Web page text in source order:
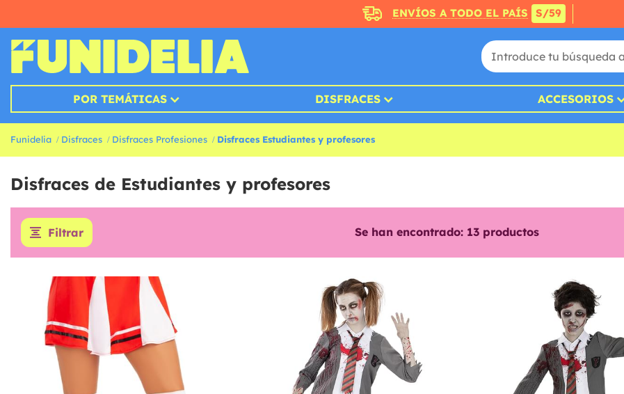
ENVÍOS A TODO EL PAÍS S/59
POR TEMÁTICAS DISFRACES ACCESORIOS
Funidelia Disfraces Disfraces Profesiones Disfraces Estudiantes y profesores
Disfraces de Estudiantes y profesores
Filtrar Se han encontrado: 13productos